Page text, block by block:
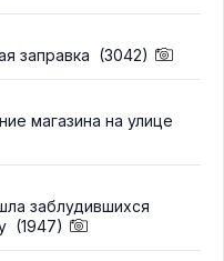
заправка (3042)
магазина на улице
заблудившихся
(1947)